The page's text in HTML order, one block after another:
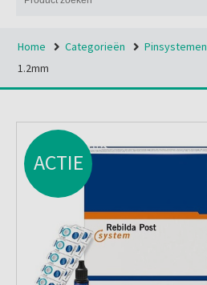
Home Categorieën Pinsystemen
1.2mm
ACTIE